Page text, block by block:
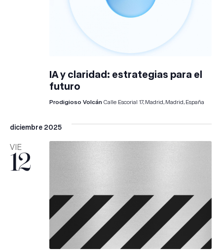
IA y claridad: estrategias para el
futuro
Prodigioso Volcán Calle Escorial 17, Madrid, Madrid, España
diciembre 2025
VIE
12